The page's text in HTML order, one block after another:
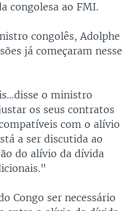
congolesa ao FMI.
congolês, Adolphe
já começaram nesse
o ministro
os seus contratos
com o alívio
a ser discutida ao
do alívio da dívida
Congo ser necessário